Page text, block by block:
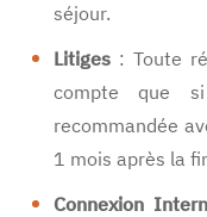
séjour.
Litiges : Toute
compte que
recommandée
1 mois après la
Connexion